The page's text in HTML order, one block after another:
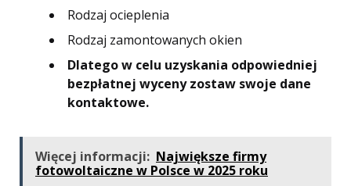
Rodzaj ocieplenia
Rodzaj zamontowanych okien
Dlatego w celu uzyskania odpowiedniej
bezpłatnej wyceny zostaw swoje dane
kontaktowe.
Więcej informacji: Największe firmy
fotowoltaiczne w Polsce w 2025 roku